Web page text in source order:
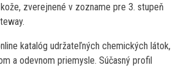
zverejnené v zozname pre 3. stupeň
katalóg udržateľných chemických látok,
a odevnom priemysle. Súčasný profil